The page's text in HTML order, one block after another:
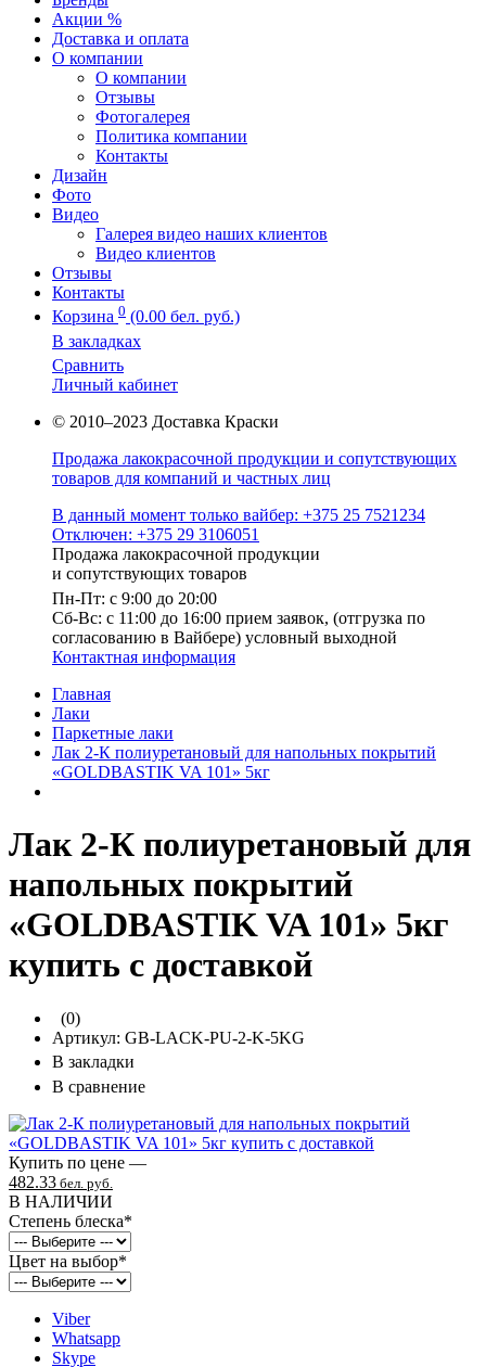
Акции %
Доставка и оплата
О компании
О компании
Отзывы
Фотогалерея
Политика компании
Контакты
Дизайн
Фото
Видео
Галерея видео наших клиентов
Видео клиентов
Отзывы
Контакты
Корзина 0 (0.00 бел. руб.)
В закладках
Сравнить
Личный кабинет
© 2010–2023 Доставка Краски
Продажа лакокрасочной продукции и сопутствующих
товаров для компаний и частных лиц
В данный момент только вайбер: +375 25 7521234
Отключен: +375 29 3106051
Продажа лакокрасочной продукции
и сопутствующих товаров
Пн-Пт: с 9:00 до 20:00
Cб-Вс: с 11:00 до 16:00 прием заявок, (отгрузка по
согласованию в Вайбере) условный выходной
Контактная информация
Главная
Лаки
Паркетные лаки
Лак 2-К полиуретановый для напольных покрытий
«GOLDBASTIK VA 101» 5кг
Лак 2-К полиуретановый для
напольных покрытий
«GOLDBASTIK VA 101» 5кг
купить с доставкой
(0)
Артикул: GB-LACK-PU-2-K-5KG
В закладки
В сравнение
Купить по цене —
482.33 бел. руб.
В НАЛИЧИИ
Степень блеска*
Цвет на выбор*
Viber
Whatsapp
Skype